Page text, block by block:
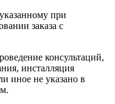
при
заказа с
консультаций,
инсталляция
иное не указано в